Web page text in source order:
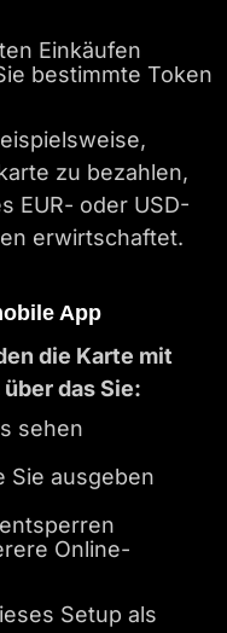
Einkäufen
bestimmte Token
zu bezahlen,
EUR- oder USD-
erwirtschaftet.
App
die Karte mit
das Sie:
sehen
Sie ausgeben
Online-
Setup als